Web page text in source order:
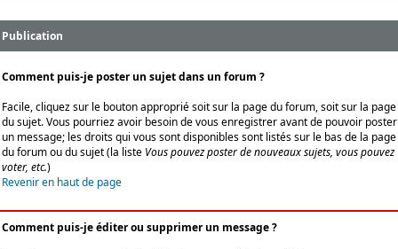
Publication
Comment puis-je poster un sujet dans un forum ?
Facile, cliquez sur le bouton approprié soit sur la page du forum, soit sur la page
du sujet. Vous pourriez avoir besoin de vous enregistrer avant de pouvoir poster
un message; les droits qui vous sont disponibles sont listés sur le bas de la page
du forum ou du sujet (la liste Vous pouvez poster de nouveaux sujets, vous pouvez
voter, etc.)
Revenir en haut de page
Comment puis-je éditer ou supprimer un message ?